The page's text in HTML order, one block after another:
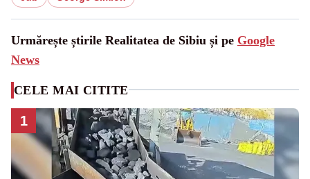
Urmărește știrile Realitatea de Sibiu și pe Google
News
CELE MAI CITITE
1